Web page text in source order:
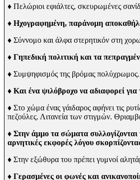
♦ Πελώριοι εφιάλτες, σκευρωμένες
♦ Ηχογραφημένη, παράνομη
♦ Σύννομο και άλφα στερητικόν στη
♦ Γηπεδική πολιτική και τα
♦ Συμψηφισμός της βρόμας πολύχρωμος.
♦ Και ένα ψιλόβροχο να αδιαφορεί
♦ Στο χώμα ένας γάιδαρος αφήνει τις
πεζούλες. Λιτανεία των στιγμών.
♦ Στην άμμο τα σώματα
αρνητικές εκφορές λόγου
♦ Στην εξώθυρα του πρέπει γυμνοί
♦ Γερασμένες οι φωνές και